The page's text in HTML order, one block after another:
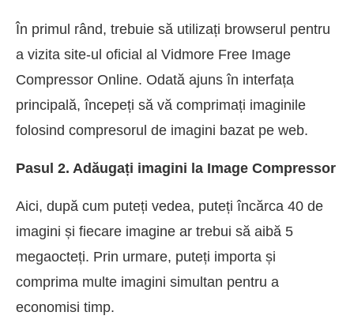
În primul rând, trebuie să utilizați browserul pentru
a vizita site-ul oficial al Vidmore Free Image
Compressor Online. Odată ajuns în interfața
principală, începeți să vă comprimați imaginile
folosind compresorul de imagini bazat pe web.
Pasul 2. Adăugați imagini la Image Compressor
Aici, după cum puteți vedea, puteți încărca 40 de
imagini și fiecare imagine ar trebui să aibă 5
megaocteți. Prin urmare, puteți importa și
comprima multe imagini simultan pentru a
economisi timp.